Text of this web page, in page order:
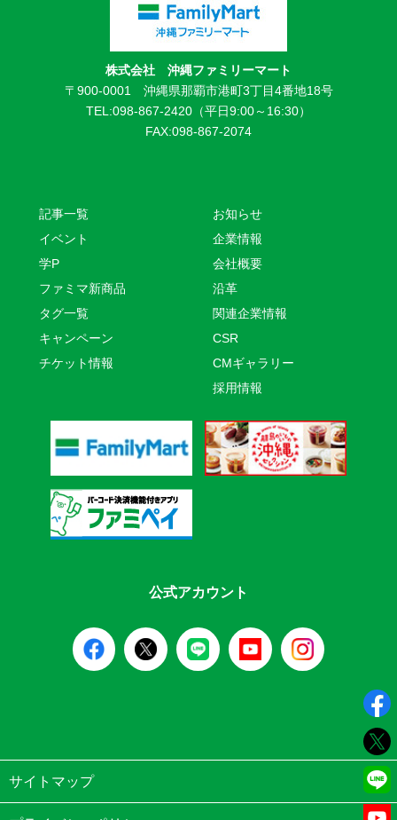
株式会社 沖縄ファミリーマート
〒900-0001 沖縄県那覇市港町3丁目4番地18号
TEL:098-867-2420（平日9:00～16:30）
FAX:098-867-2074
記事一覧
イベント
学P
ファミマ新商品
タグ一覧
キャンペーン
チケット情報
お知らせ
企業情報
会社概要
沿革
関連企業情報
CSR
CMギャラリー
採用情報
公式アカウント
サイトマップ